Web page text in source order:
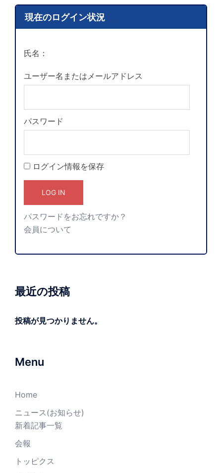
現在のログイン状況
氏名：
ユーザー名またはメールアドレス
パスワード
ログイン情報を保存
パスワードをお忘れですか？
会員について
最近の投稿
投稿が見つかりません。
Menu
Home
ニュース(お知らせ)
新着記事一覧
会報
トッピクス